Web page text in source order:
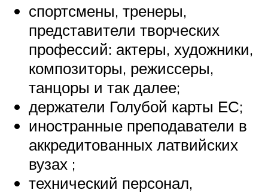
спортсмены, тренеры,
представители творческих
профессий: актеры, художники,
композиторы, режиссеры,
танцоры и так далее;
держатели Голубой карты ЕС;
иностранные преподаватели в
аккредитованных латвийских
вузах ;
технический персонал,